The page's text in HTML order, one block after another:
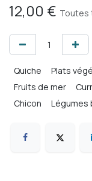
12,00 € Toutes
Quiche Plats
Fruits de mer
Chicon
Légumes